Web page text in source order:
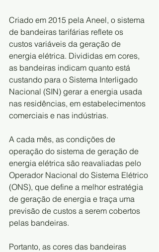
Criado em 2015 pela Aneel, o sistema
de bandeiras tarifárias reflete os
custos variáveis da geração de
energia elétrica. Divididas em cores,
as bandeiras indicam quanto está
custando para o Sistema Interligado
Nacional (SIN) gerar a energia usada
nas residências, em estabelecimentos
comerciais e nas indústrias.
A cada mês, as condições de
operação do sistema de geração de
energia elétrica são reavaliadas pelo
Operador Nacional do Sistema Elétrico
(ONS), que define a melhor estratégia
de geração de energia e traça uma
previsão de custos a serem cobertos
pelas bandeiras.
Portanto, as cores das bandeiras